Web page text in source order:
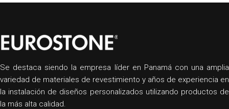
Se destaca siendo la empresa líder en Panamá con una amplia
variedad de materiales de revestimiento y años de experiencia en
la instalación de diseños personalizados utilizando productos de
la más alta calidad.